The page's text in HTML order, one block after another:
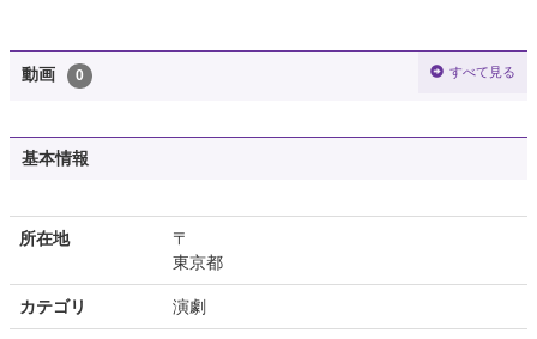
動画 0 すべて見る
基本情報
所在地
〒
東京都
カテゴリ 演劇